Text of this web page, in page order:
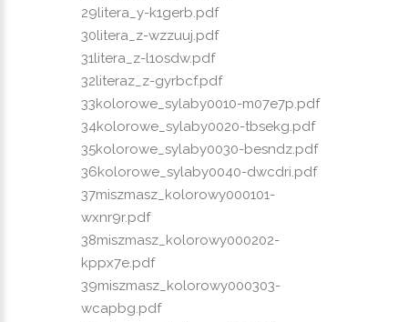
29litera_y-k1gerb.pdf
30litera_z-wzzuuj.pdf
31litera_z-l1osdw.pdf
32literaz_z-gyrbcf.pdf
33kolorowe_sylaby0010-m07e7p.pdf
34kolorowe_sylaby0020-tbsekg.pdf
35kolorowe_sylaby0030-besndz.pdf
36kolorowe_sylaby0040-dwcdri.pdf
37miszmasz_kolorowy000101-
wxnr9r.pdf
38miszmasz_kolorowy000202-
kppx7e.pdf
39miszmasz_kolorowy000303-
wcapbg.pdf